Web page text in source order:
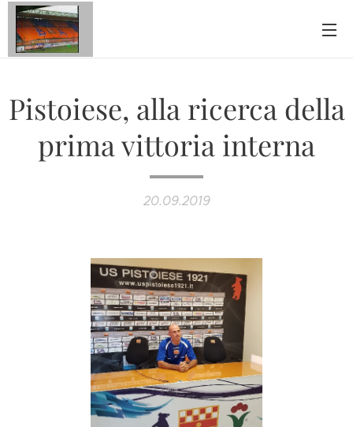
Pistoiese, alla ricerca della
prima vittoria interna
20.09.2019